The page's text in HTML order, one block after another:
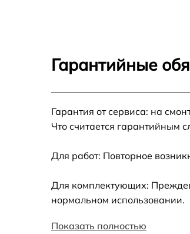
Замена сенсора
Гарантийные
Гарантия от сервиса: на
Что считается гарантийным
Для работ: Повторное
Для комплектующих:
нормальном использовании.
Показать полностью